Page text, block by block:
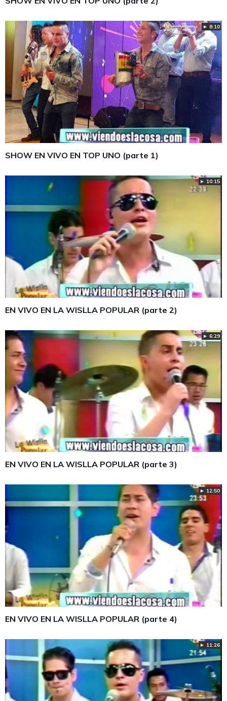
► 8:10
SHOW EN VIVO EN TOP UNO (parte 1)
► 10:15
EN VIVO EN LA WISLLA POPULAR (parte 2)
► 6:29
EN VIVO EN LA WISLLA POPULAR (parte 3)
► 12:50
EN VIVO EN LA WISLLA POPULAR (parte 4)
► 11:26